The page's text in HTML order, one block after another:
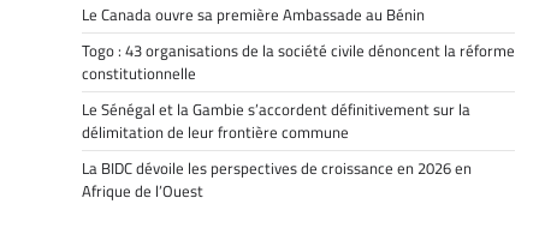
Le Canada ouvre sa première Ambassade au Bénin
Togo : 43 organisations de la société civile dénoncent la réforme
constitutionnelle
Le Sénégal et la Gambie s’accordent définitivement sur la
délimitation de leur frontière commune
La BIDC dévoile les perspectives de croissance en 2026 en
Afrique de l’Ouest